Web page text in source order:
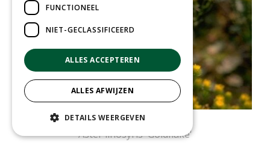
Aster
Aster linosyris 'Goldflake'
FUNCTIONEEL
NIET-GECLASSIFICEERD
ALLES ACCEPTEREN
ALLES AFWIJZEN
DETAILS WEERGEVEN